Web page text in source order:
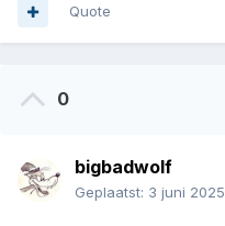
Quote
0
bigbadwolf
Geplaatst: 3 juni 2025